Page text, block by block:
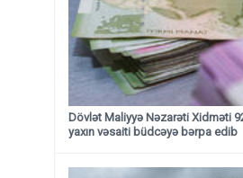
Dövlət Maliyyə Nəzarəti Xidməti
yaxın vəsaiti büdcəyə bərpa edib